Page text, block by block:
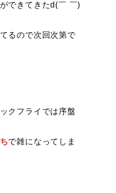
できてきたd(￣ ￣)
るので次回次第で
クフライでは序盤
で雑になってしま